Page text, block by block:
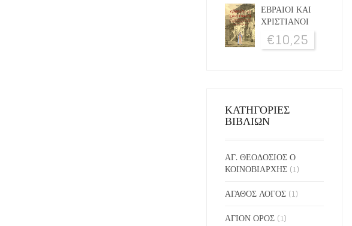
ΕΒΡΑΙΟΙ ΚΑΙ
ΧΡΙΣΤΙΑΝΟΙ
€10,25
ΚΑΤΗΓΟΡΙΕΣ
ΒΙΒΛΙΩΝ
ΑΓ. ΘΕΟΔΟΣΙΟΣ Ο
ΚΟΙΝΟΒΙΑΡΧΗΣ (1)
ΑΓΑΘΟΣ ΛΟΓΟΣ (1)
ΑΓΙΟΝ ΟΡΟΣ (1)